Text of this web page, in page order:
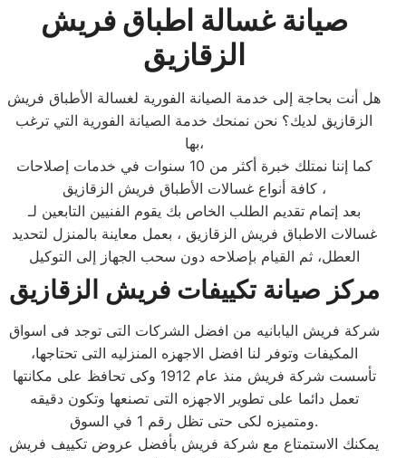
صيانة غسالة اطباق فريش
الزقازيق
هل أنت بحاجة إلى خدمة الصيانة الفورية لغسالة الأطباق فريش
الزقازيق لديك؟ نحن نمنحك خدمة الصيانة الفورية التي ترغب
بها،
كما إننا نمتلك خبرة أكثر من 10 سنوات في خدمات إصلاحات
كافة أنواع غسالات الأطباق فريش الزقازيق ،
بعد إتمام تقديم الطلب الخاص بك يقوم الفنيين التابعين لـ
غسالات الاطباق فريش الزقازيق ، بعمل معاينة بالمنزل لتحديد
العطل، ثم القيام بإصلاحه دون سحب الجهاز إلى التوكيل
مركز صيانة تكييفات فريش الزقازيق
شركة فريش اليابانيه من افضل الشركات التى توجد فى اسواق
المكيفات وتوفر لنا افضل الاجهزه المنزليه التى تحتاجها،
تأسست شركة فريش منذ عام 1912 وكى تحافظ على مكانتها
تعمل دائما على تطوير الاجهزه التى تصنعها وتكون دقيقه
ومتميزه لكى حتى تظل رقم 1 في السوق.
يمكنك الاستمتاع مع شركة فريش بأفضل عروض تكييف فريش